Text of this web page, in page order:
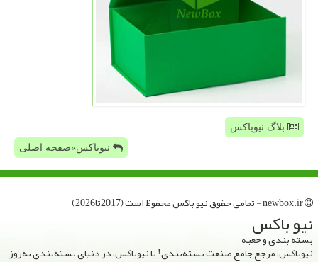
بلاگ نیوباکس
نیوباکس»صفحه اصلی
نیو باكس
بسته بندی و جعبه
نیوباکس، مرجع جامع صنعت بسته‌بندی! با نیوباکس، در دنیای بسته‌بندی به‌روز